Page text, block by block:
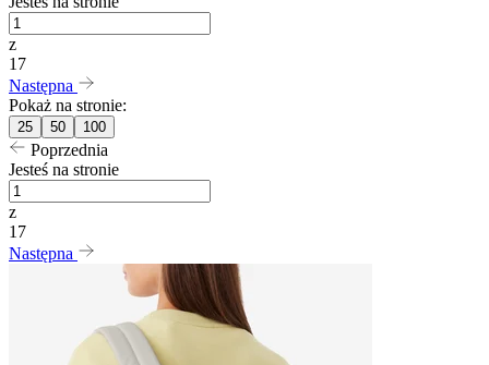
z
17
Następna
Pokaż na stronie:
25 50 100
Poprzednia
Jesteś na stronie
z
17
Następna